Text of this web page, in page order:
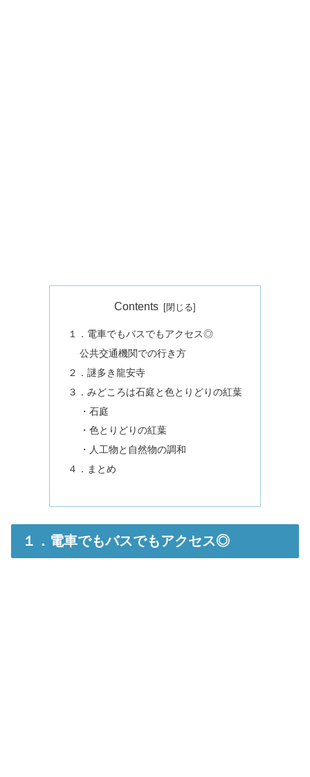
Contents
１．電車でもバスでもアクセス◎
公共交通機関での行き方
２．謎多き龍安寺
３．みどころは石庭と色とりどりの紅葉
・石庭
・色とりどりの紅葉
・人工物と自然物の調和
４．まとめ
１．電車でもバスでもアクセス◎